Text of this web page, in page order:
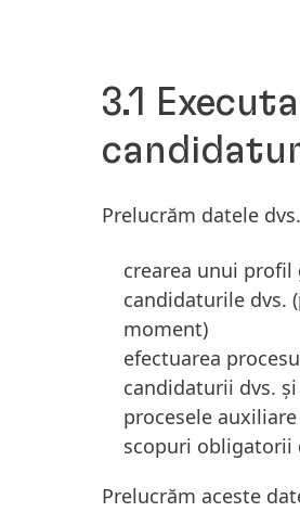
3.1
Prelucrăm datele
crearea unui profil
candidaturile dvs.
moment)
efectuarea
candidaturii dvs.
procesele
scopuri obligatorii
Prelucrăm aceste